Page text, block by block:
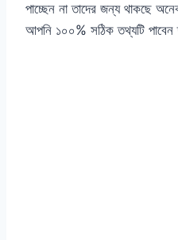
পাচ্ছেন না তাদের জন্য থাকছে
আপনি ১০০% সঠিক তথ্যটি